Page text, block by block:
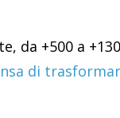
da +500 a
di